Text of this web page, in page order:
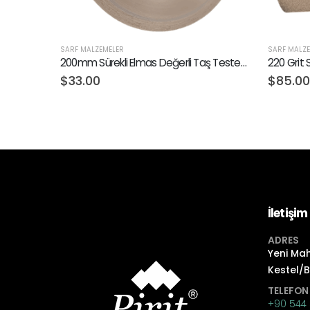
SARF MALZEMELER
200mm Sürekli Elmas Değerli Taş Testeresi
$33.00
SARF
220 Grit
$85.00
İletişim
ADRES
Yeni
Kestel/
TELEFON
+90 544